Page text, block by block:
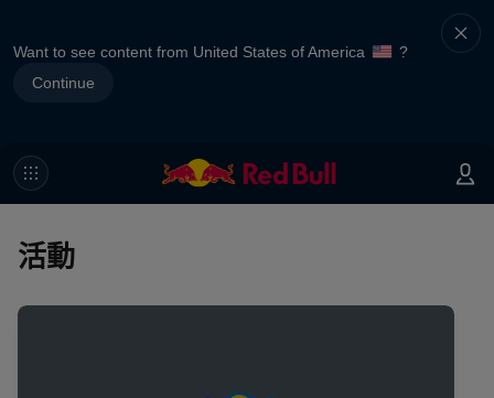
Want to see content from United States of America
?
Continue
活動